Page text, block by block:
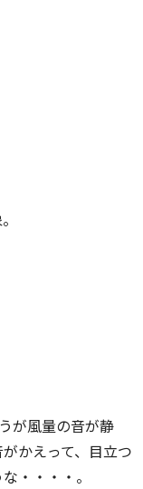
が風量の音が静
かえって、目立つ
・・・・。